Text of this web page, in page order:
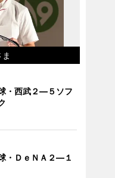
・西武２―５ソフ
・ＤｅＮＡ２―１